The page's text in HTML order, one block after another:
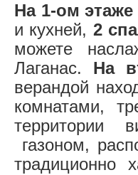
На 1-ом этаже
и кухней, 2
можете
Лаганас. На
верандой
комнатами,
территории
газоном,
традиционно